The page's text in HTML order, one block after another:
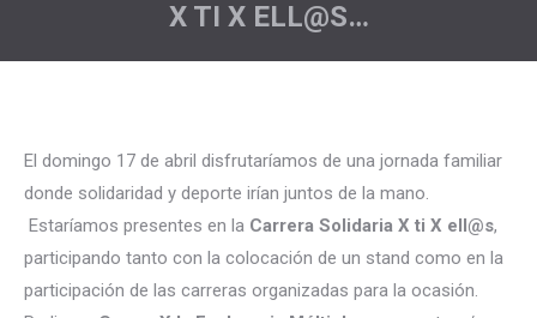
X TI X ELL@S…
El domingo 17 de abril disfrutaríamos de una jornada familiar
donde solidaridad y deporte irían juntos de la mano.
Estaríamos presentes en la Carrera Solidaria X ti X ell@s,
participando tanto con la colocación de un stand como en la
participación de las carreras organizadas para la ocasión.